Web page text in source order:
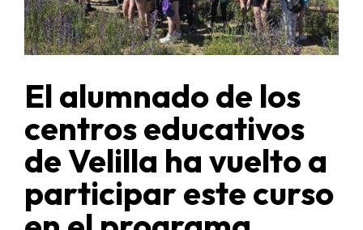
El alumnado de los
centros educativos
de Velilla ha vuelto a
participar este curso